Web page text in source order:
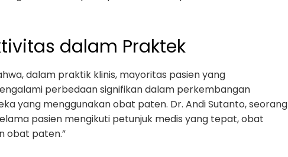
dalam Praktek
dalam praktik klinis, mayoritas pasien yang
perbedaan signifikan dalam perkembangan
yang menggunakan obat paten. Dr. Andi Sutanto, seorang
pasien mengikuti petunjuk medis yang tepat, obat
obat paten.”